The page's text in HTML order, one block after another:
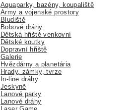
Aquaparky, bazény, koupaliště
Army a vojenské prostory
Bludiště
Bobové dráhy
Dětská hřiště venkovní
Dětské koutky
Dopravní hřiště
Galerie
Hvězdárny a planetária
Hrady, zámky, tvrze
In-line dráhy
Jeskyně
Lanové parky
Lanové dráhy